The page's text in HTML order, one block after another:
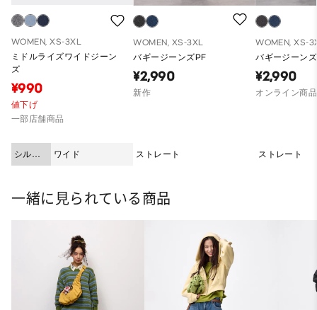
WOMEN, XS-3XL
ミドルライズワイドジーン
ズ
¥990
値下げ
一部店舗商品
シルエ
ット
ワイド
WOMEN, XS-3XL
バギージーンズPF
¥2,990
新作
ストレート
WOMEN, XS-
バギージーン
¥2,990
オンライン商品
ストレート
一緒に見られている商品